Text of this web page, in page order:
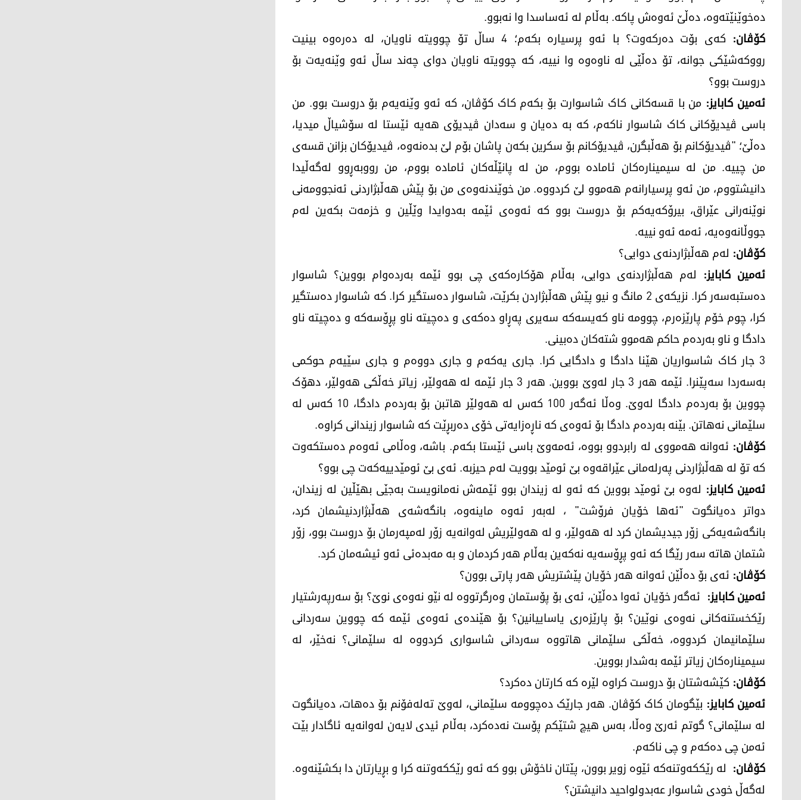
دەخوێنێتەوە، دەڵێ ئەوەش پاکە. بەڵام لە ئەساسدا وا نەبوو.
کۆڤان:
کەی بۆت دەرکەوت؟ با ئەو پرسیارە بکەم؛ 4 ساڵ تۆ چوویتە ناویان، لە دەرەوە بینیت
رووکەشێکی جوانە، تۆ دەڵێی لە ناوەوە وا نییە، کە چوویتە ناویان دوای چەند ساڵ ئەو وێنەیەت بۆ
دروست بوو؟
ئەمین کابایز: من با قسەکانی کاک شاسوارت بۆ بکەم کاک کۆڤان، کە ئەو وێنەیەم بۆ دروست بوو. من
باسی ڤیدیۆکانی کاک شاسوار ناکەم، کە بە دەیان و سەدان ڤیدیۆی هەیە ئێستا لە سۆشیاڵ میدیا،
دەڵێ؛ "ڤیدیۆکانم بۆ هەڵبگرن، ڤیدیۆکانم بۆ سکرین بکەن پاشان بۆم لێ بدەنەوە، ڤیدیۆکان بزانن قسەی
من چییە. من لە سیمینارەکان ئامادە بووم، من لە پانێڵەکان ئامادە بووم، من رووبەڕوو لەگەڵیدا
دانیشتووم، من ئەو پرسیارانەم هەموو لێ کردووە. من خوێندنەوەی من بۆ پێش هەڵبژاردنی ئەنجوومەنی
نوێنەرانی عێراق، بیرۆکەیەکم بۆ دروست بوو کە ئەوەی ئێمە بەدوایدا وێڵین و خزمەت بکەین لەم
جووڵانەوەیە، ئەمە ئەو نییە.
کۆڤان: لەم هەڵبژاردنەی دوایی؟
ئەمین کابایز: لەم هەڵبژاردنەی دوایی، بەڵام هۆکارەکەی چی بوو ئێمە بەردەوام بووین؟ شاسوار
دەستبەسەر کرا. نزیکەی 2 مانگ و نیو پێش هەڵبژاردن بکرێت، شاسوار دەستگیر کرا. کە شاسوار دەستگیر
کرا، چوم خۆم پارێزەرم، چوومە ناو کەیسەکە سەیری پەڕاو دەکەی و دەچیتە ناو پڕۆسەکە و دەچیتە ناو
دادگا و ناو بەردەم حاکم هەموو شتەکان دەبینی.
3 جار کاک شاسواریان هێنا دادگا و دادگایی کرا. جاری یەکەم و جاری دووەم و جاری سێیەم حوکمی
بەسەردا سەپێنرا. ئێمە هەر 3 جار لەوێ بووین. هەر 3 جار ئێمە لە هەولێر، زیاتر خەڵکی هەولێر، دهۆک
چووین بۆ بەردەم دادگا لەوێ. وەڵا ئەگەر 100 کەس لە هەولێر هاتبن بۆ بەردەم دادگا، 10 کەس لە
سلێمانی نەهاتن. بێنە بەردەم دادگا بۆ ئەوەی کە ناڕەزایەتی خۆی دەربڕێت کە شاسوار زیندانی کراوە.
کۆڤان: ئەوانە هەمووی لە رابردوو بووە، ئەمەوێ باسی ئێستا بکەم. باشە، وەڵامی ئەوەم دەستکەوت
کە تۆ لە هەڵبژاردنی پەرلەمانی عێراقەوە بێ ئومێد بوویت لەم حیزبە. ئەی بێ ئومێدییەکەت چی بوو؟
ئەمین کابایز: لەوە بێ ئومێد بووین کە ئەو لە زیندان بوو ئێمەش نەمانویست بەجێی بهێڵین لە زیندان،
دواتر دەیانگوت "ئەها خۆیان فرۆشت" ، لەبەر ئەوە ماینەوە، بانگەشەی هەڵبژاردنیشمان کرد،
بانگەشەیەکی زۆر جیدیشمان کرد لە هەولێر، و لە هەولێریش لەوانەیە زۆر لەمپەرمان بۆ دروست بوو، زۆر
شتمان هاتە سەر رێگا کە ئەو پڕۆسەیە نەکەین بەڵام هەر کردمان و بە مەبدەئی ئەو ئیشەمان کرد.
کۆڤان: ئەی بۆ دەڵێن ئەوانە هەر خۆیان پێشتریش هەر پارتی بوون؟
ئەمین کابایز: ئەگەر خۆیان ئەوا دەڵێن، ئەی بۆ پۆستمان وەرگرتووە لە نێو نەوەی نوێ؟ بۆ سەرپەرشتیار
رێکخستنەکانی نەوەی نوێین؟ بۆ پارێزەری یاساییانین؟ بۆ هێندەی ئەوەی ئێمە کە چووین سەردانی
سلێمانیمان کردووە، خەڵکی سلێمانی هاتووە سەردانی شاسواری کردووە لە سلێمانی؟ نەخێر، لە
سیمینارەکان زیاتر ئێمە بەشدار بووین.
کۆڤان: کێشەشتان بۆ دروست کراوە لێرە کە کارتان دەکرد؟
ئەمین کابایز: بێگومان کاک کۆڤان. هەر جارێک دەچوومە سلێمانی، لەوێ تەلەفۆنم بۆ دەهات، دەیانگوت
لە سلێمانی؟ گوتم ئەرێ وەڵا، بەس هیچ شتێکم پۆست نەدەکرد، بەڵام ئیدی لایەن لەوانەیە ئاگادار بێت
ئەمن چی دەکەم و چی ناکەم.
کۆڤان: لە رێککەوتنەکە ئێوە زویر بوون، پێتان ناخۆش بوو کە ئەو رێککەوتنە کرا و بڕیارتان دا بکشێنەوە.
لەگەڵ خودی شاسوار عەبدولواحید دانیشتن؟